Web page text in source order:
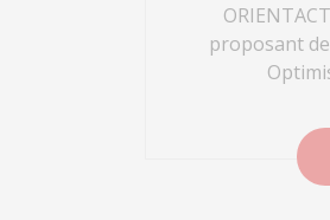
proposant